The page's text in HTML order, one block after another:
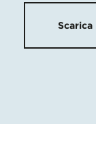
Scarica